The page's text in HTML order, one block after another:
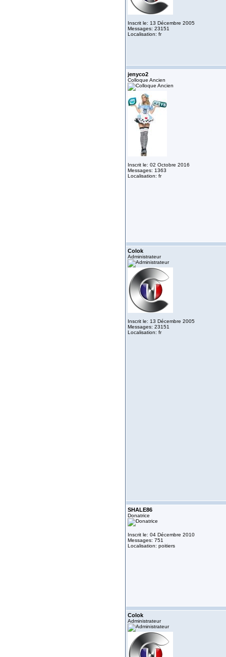
Inscrit le: 13 Décembre 2005
Messages: 23151
Localisation: fr
jenyco2
Colloque Ancien
Inscrit le: 02 Octobre 2016
Messages: 1363
Localisation: fr
Colok
Administrateur
Inscrit le: 13 Décembre 2005
Messages: 23151
Localisation: fr
SHALE86
Donatrice
Inscrit le: 04 Décembre 2010
Messages: 751
Localisation: poitiers
Colok
Administrateur